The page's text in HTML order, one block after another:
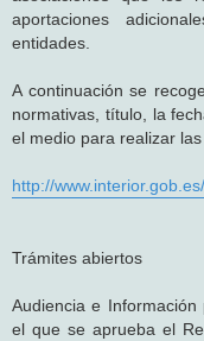
aportaciones
entidades.
A continuación se
normativas, título, la
el medio para realizar las
http://
Trámites abiertos
Audiencia e
el que se aprueba el